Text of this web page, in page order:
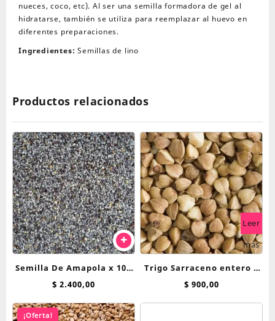
nueces, coco, etc). Al ser una semilla formadora de gel al
hidratarse, también se utiliza para reemplazar al huevo en
diferentes preparaciones.
Ingredientes:Semillas de lino
Productos relacionados
Semilla De Amapola x 100
gr.
$ 2.400,00
Leer
más
Trigo Sarraceno entero x
100 grs
$ 900,00
¡Oferta!